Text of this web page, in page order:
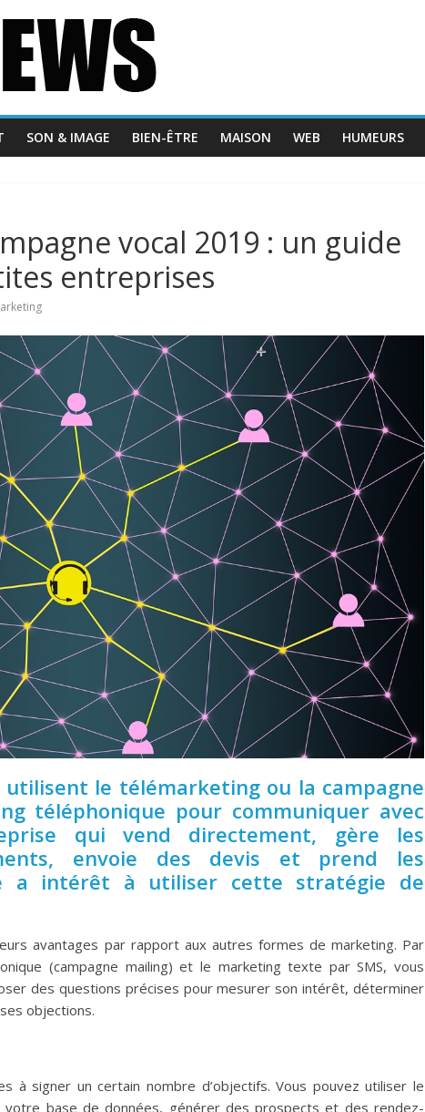
SON & IMAGE BIEN-ÊTRE MAISON WEB HUMEURS
vocal 2019 : un guide
entreprises
le télémarketing ou la campagne
téléphonique pour communiquer avec
qui vend directement, gère les
envoie des devis et prend les
a intérêt à utiliser cette stratégie de
avantages par rapport aux autres formes de marketing. Par
(campagne mailing) et le marketing texte par SMS, vous
des questions précises pour mesurer son intérêt, déterminer
objections.
à signer un certain nombre d’objectifs. Vous pouvez utiliser le
base de données, générer des prospects et des rendez-